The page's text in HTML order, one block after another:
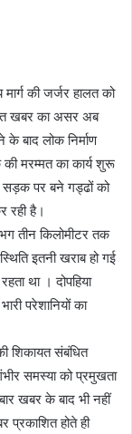
की जर्जर हालत को
खबर का असर अब
बाद लोक निर्माण
मरम्मत का कार्य शुरू
सड़क पर बने गड्ढों को
रही है।
तीन किलोमीटर तक
इतनी खराब हो गई
था । दोपहिया
परेशानियों का
शिकायत संबंधित
समस्या को प्रमुखता
खबर के बाद भी नहीं
प्रकाशित होते ही